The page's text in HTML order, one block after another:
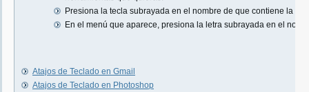
Presiona la tecla subrayada en el nombre de que contiene la
En el menú que aparece, presiona la letra subrayada en el
Atajos de Teclado en Gmail
Atajos de Teclado en Photoshop